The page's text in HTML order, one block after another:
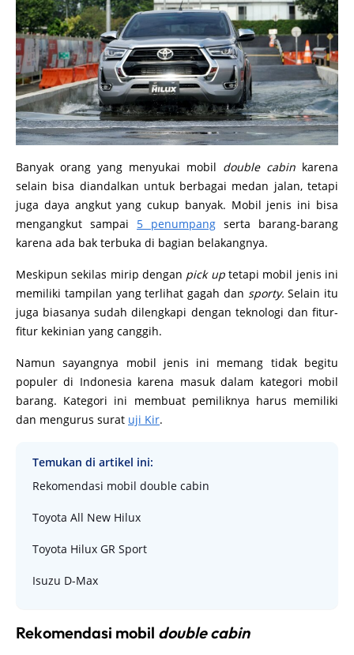
Banyak orang yang menyukai mobil double cabin karena
selain bisa diandalkan untuk berbagai medan jalan, tetapi
juga daya angkut yang cukup banyak. Mobil jenis ini bisa
mengangkut sampai 5 penumpang serta barang-barang
karena ada bak terbuka di bagian belakangnya.
Meskipun sekilas mirip dengan pick uptetapi mobil jenis ini
memiliki tampilan yang terlihat gagah dan sporty.Selain itu
juga biasanya sudah dilengkapi dengan teknologi dan fitur-
fitur kekinian yang canggih.
Namun sayangnya mobil jenis ini memang tidak begitu
populer di Indonesia karena masuk dalam kategori mobil
barang. Kategori ini membuat pemiliknya harus memiliki
dan mengurus surat uji Kir.
Temukan di artikel ini:
Rekomendasi mobil double cabin
Toyota All New Hilux
Toyota Hilux GR Sport
Isuzu D-Max
Rekomendasi mobil double cabin